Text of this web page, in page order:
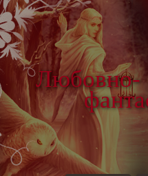
Любовно-